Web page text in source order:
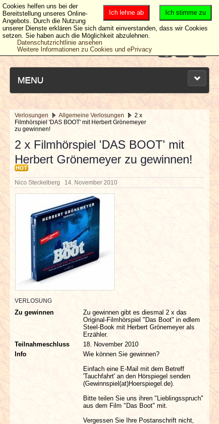
MENU
NEUESTE ARTIKEL
NEWS & DATES
BERICHTE
VERLOSUNGEN
INTERVIEWS
SPECIALS
REDAKTION
LINKS
Verlosungen Allgemeine Verlosungen
2 x
Filmhörspiel 'DAS BOOT' mit Herbert Grönemeyer
zu gewinnen!
2 x Filmhörspiel 'DAS BOOT' mit
Herbert Grönemeyer zu gewinnen!
HOT
Nico Steckelberg 14. November 2010
VERLOSUNG
Zu gewinnen
Zu gewinnen gibt es diesmal 2 x das
Original-Filmhörspiel "Das Boot" in edlem
Steel-Book mit Herbert Grönemeyer als
Erzähler.
Teilnahmeschluss
18. November 2010
Info
Wie können Sie gewinnen?
Einfach eine E-Mail mit dem Betreff
'Tauchfahrt' an den Hörspiegel senden
(Gewinnspiel(at)Hoerspiegel.de).
Bitte teilen Sie uns ihren "Lieblingsspruch"
aus dem Film "Das Boot" mit.
Vergessen Sie Ihre Postanschrift nicht,
Ich stimme zu
Ich lehne ab
Cookies helfen uns bei der
Bereitstellung unseres Online-
Angebots. Durch die Nutzung
unserer Dienste erklären Sie sich damit einverstanden, dass wir Cookies
setzen. Sie haben auch die Möglichkeit abzulehnen.
Datenschutzrichtlinie ansehen
Weitere Informationen zu Cookies und ePrivacy